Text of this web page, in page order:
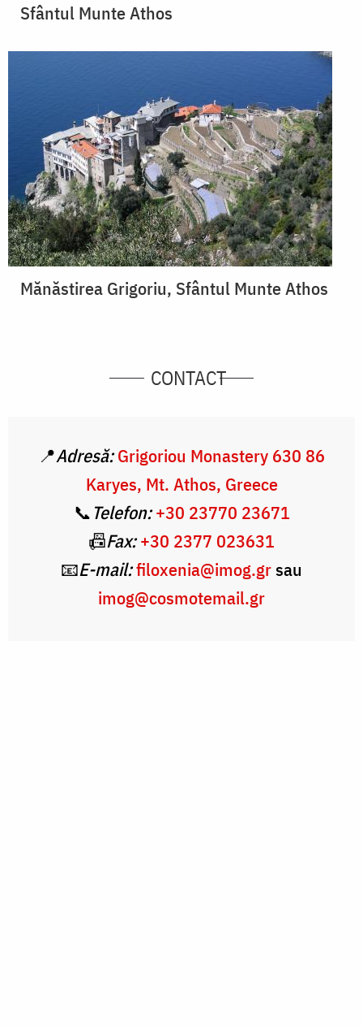
Sfântul Munte Athos
Mănăstirea Grigoriu, Sfântul Munte Athos
CONTACT
📍Adresă: Grigoriou Monastery 630 86
Karyes, Mt. Athos, Greece
📞 Telefon: +30 23770 23671
📠Fax: +30 2377 023631
📧E-mail:filoxenia@imog.gr sau
imog@cosmotemail.gr